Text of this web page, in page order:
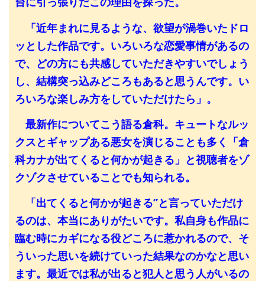
「近年まれに見るような、欲望が渦巻いたドロ
ッとした作品です。いろいろな恋愛事情があるの
で、どの方にも共感していただきやすいでしょう
し、結構突っ込みどころもあると思うんです。い
ろいろな楽しみ方をしていただけたら」。
最新作についてこう語る倉科。キュートなルッ
クスとギャップある悪女を演じることも多く「倉
科カナが出てくると何かが起きる」と視聴者をゾ
クゾクさせていることでも知られる。
「出てくると何かが起きる”と言っていただけ
るのは、本当にありがたいです。私自身も作品に
臨む時にカギになる役どころに惹かれるので、そ
ういった思いを続けていった結果なのかなと思い
ます。最近では私が出ると犯人と思う人がいるの